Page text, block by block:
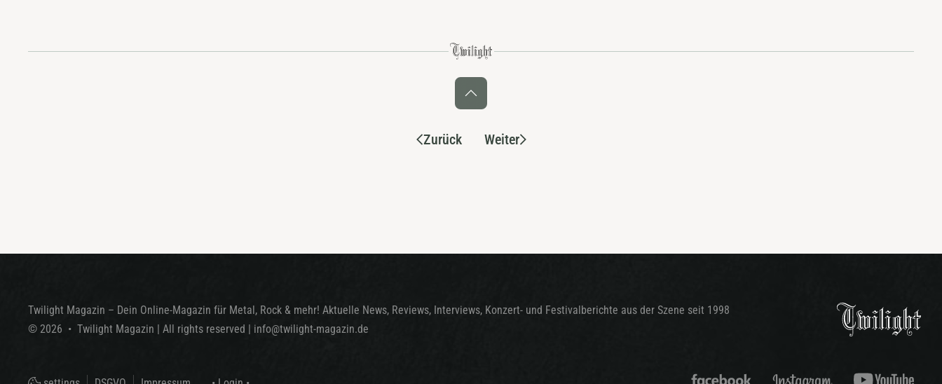
Zurück Weiter
Twilight Magazin – Dein Online-Magazin für Metal, Rock & mehr! Aktuelle News, Reviews, Interviews, Konzert- und Festivalberichte aus der Szene seit 1998
© 2026 • Twilight Magazin | All rights reserved | info@twilight-magazin.de